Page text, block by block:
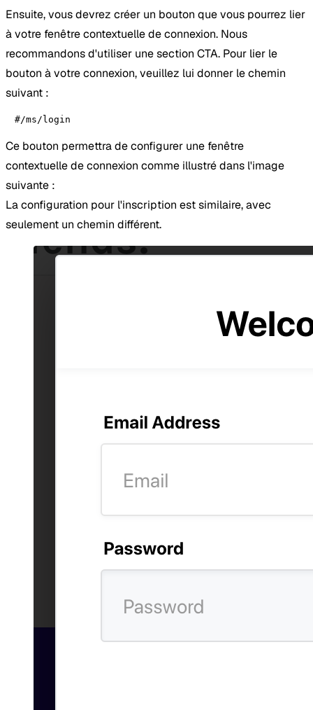
Ensuite, vous devrez créer un bouton que vous pourrez lier
à votre fenêtre contextuelle de connexion. Nous
recommandons d'utiliser une section CTA. Pour lier le
bouton à votre connexion, veuillez lui donner le chemin
suivant :
#/ms/login
Ce bouton permettra de configurer une fenêtre
contextuelle de connexion comme illustré dans l'image
suivante :
La configuration pour l'inscription est similaire, avec
seulement un chemin différent.